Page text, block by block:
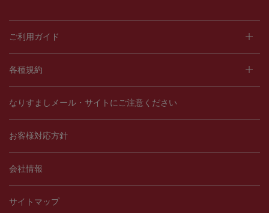
ご利用ガイド
各種規約
なりすましメール・サイトにご注意ください
お客様対応方針
会社情報
サイトマップ